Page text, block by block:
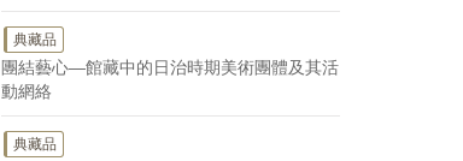
典藏品
團結藝心—館藏中的日治時期美術團體及其活
動網絡
典藏品